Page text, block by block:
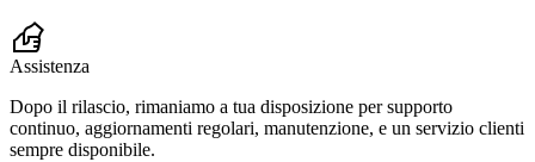
Assistenza
Dopo il rilascio, rimaniamo a tua disposizione per supporto
continuo, aggiornamenti regolari, manutenzione, e un servizio clienti
sempre disponibile.